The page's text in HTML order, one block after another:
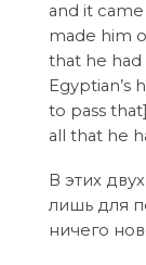
and it
made him
that he
Egyptian’s
to pass
all that he
В этих
лишь для
ничего